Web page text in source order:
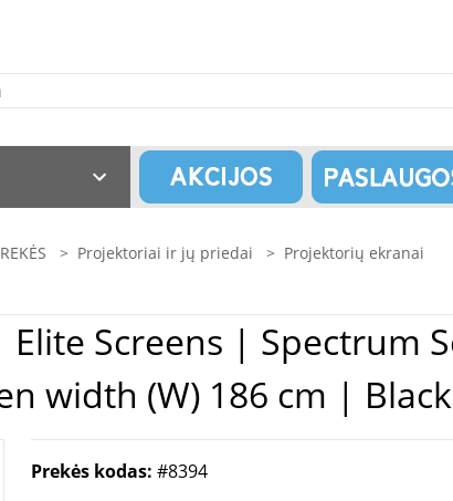
> Projektoriai ir jų priedai > Projektorių ekranai
width (W) 186 cm | Black
Prekės kodas: #8394